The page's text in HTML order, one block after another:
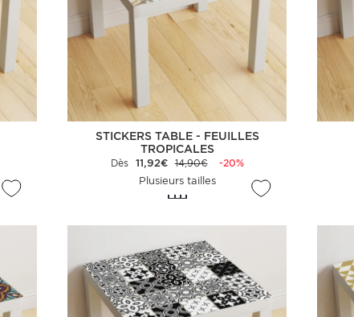
STICKERS TABLE - FEUILLES
TROPICALES
Dès 11,92€ 14,90€
-20%
Plusieurs tailles